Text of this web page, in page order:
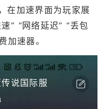
在加速界面为玩家展
” “网络延迟” “丢包
加速器。
说国际服